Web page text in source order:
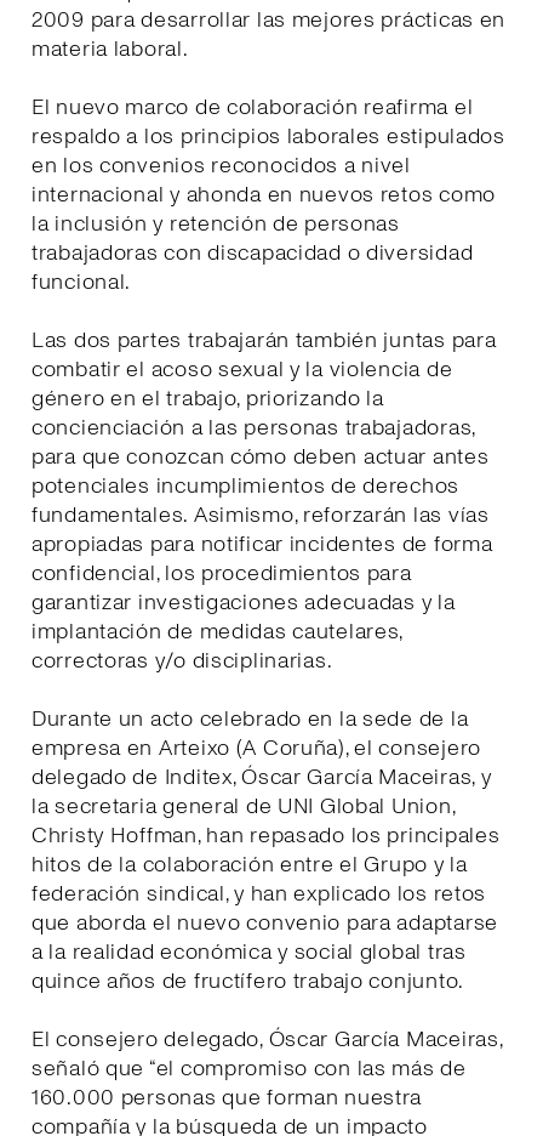
2009 para desarrollar las mejores prácticas en
materia laboral.
El nuevo marco de colaboración reafirma el
respaldo a los principios laborales estipulados
en los convenios reconocidos a nivel
internacional y ahonda en nuevos retos como
la inclusión y retención de personas
trabajadoras con discapacidad o diversidad
funcional.
Las dos partes trabajarán también juntas para
combatir el acoso sexual y la violencia de
género en el trabajo, priorizando la
concienciación a las personas trabajadoras,
para que conozcan cómo deben actuar antes
potenciales incumplimientos de derechos
fundamentales. Asimismo, reforzarán las vías
apropiadas para notificar incidentes de forma
confidencial, los procedimientos para
garantizar investigaciones adecuadas y la
implantación de medidas cautelares,
correctoras y/o disciplinarias.
Durante un acto celebrado en la sede de la
empresa en Arteixo (A Coruña), el consejero
delegado de Inditex, Óscar García Maceiras, y
la secretaria general de UNI Global Union,
Christy Hoffman, han repasado los principales
hitos de la colaboración entre el Grupo y la
federación sindical, y han explicado los retos
que aborda el nuevo convenio para adaptarse
a la realidad económica y social global tras
quince años de fructífero trabajo conjunto.
El consejero delegado, Óscar García Maceiras,
señaló que “el compromiso con las más de
160.000 personas que forman nuestra
compañía y la búsqueda de un impacto